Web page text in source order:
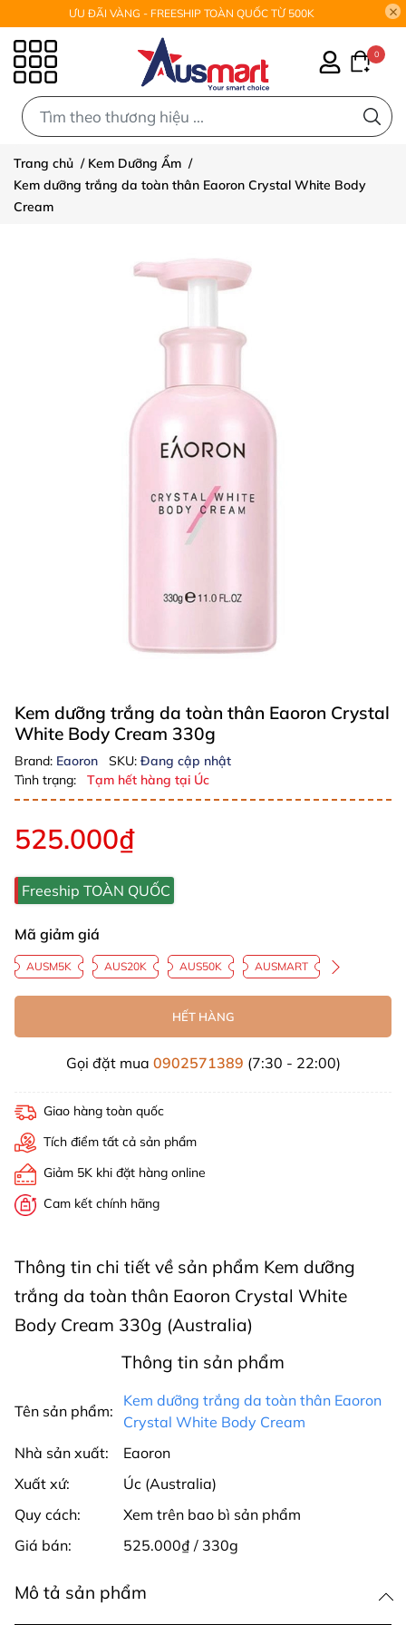
ƯU ĐÃI VÀNG - FREESHIP TOÀN QUỐC TỪ 500K
0
Trang chủ / Kem Dưỡng Ẩm /
Kem dưỡng trắng da toàn thân Eaoron Crystal White Body
Cream
Kem dưỡng trắng da toàn thân Eaoron Crystal
White Body Cream 330g
Brand: Eaoron SKU: Đang cập nhật
Tình trạng:
Tạm hết hàng tại Úc
525.000₫
Freeship TOÀN QUỐC
Mã giảm giá
AUSM5K AUS20K AUS50K AUSMART
HẾT HÀNG
Gọi đặt mua 0902571389 (7:30 - 22:00)
Giao hàng toàn quốc
Tích điểm tất cả sản phẩm
Giảm 5K khi đặt hàng online
Cam kết chính hãng
Thông tin chi tiết về sản phẩm Kem dưỡng
trắng da toàn thân Eaoron Crystal White
Body Cream 330g (Australia)
Thông tin sản phẩm
Tên sản phẩm:
Kem dưỡng trắng da toàn thân Eaoron
Crystal White Body Cream
Nhà sản xuất:
Eaoron
Xuất xứ:
Úc (Australia)
Quy cách:
Xem trên bao bì sản phẩm
Giá bán:
525.000₫ / 330g
Mô tả sản phẩm